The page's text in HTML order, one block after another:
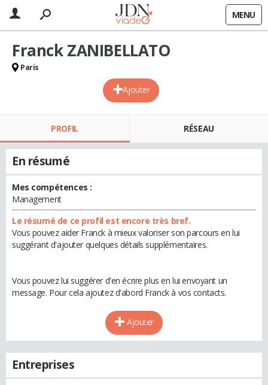
MENU
Ajouter
Franck ZANIBELLATO
Paris
PROFIL RÉSEAU
En résumé
Mes compétences :
Management
Le résumé de ce profil est encore très bref.
Vous pouvez aider Franck à mieux valoriser son parcours en lui
suggérant d'ajouter quelques détails supplémentaires.
Vous pouvez lui suggérer d'en écrire plus en lui envoyant un
message. Pour cela ajoutez d'abord Franck à vos contacts.
Ajouter
Entreprises